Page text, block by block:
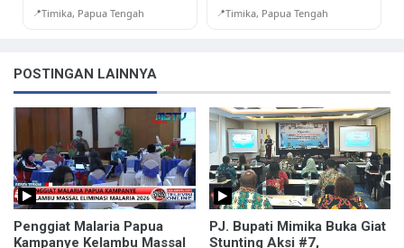
Timika, Papua Tengah Timika, Papua Tengah
POSTINGAN LAINNYA
Penggiat Malaria Papua
Kampanye Kelambu Massal
PJ. Bupati Mimika Buka Giat
Stunting Aksi #7,